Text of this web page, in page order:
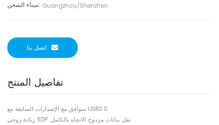
ميناء الشحن: Guangzhou/shenzhen
اتصل بنا
تفاصيل المنتج
متوافق مع الإصدارات السابقة مع USB2.0
زيادة زوجي SDP ‚نقل بيانات مزدوج الاتجاه بالكامل